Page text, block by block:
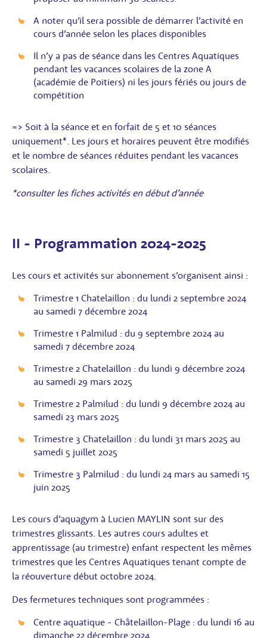
A noter qu’il sera possible de démarrer l’activité en
cours d’année selon les places disponibles
Il n’y a pas de séance dans les Centres Aquatiques
pendant les vacances scolaires de la zone A
(académie de Poitiers) ni les jours fériés ou jours de
compétition
=> Soit à la séance et en forfait de 5 et 10 séances
uniquement*. Les jours et horaires peuvent être modifiés
et le nombre de séances réduites pendant les vacances
scolaires.
*consulter les fiches activités en début d’année
II - Programmation 2024-2025
Les cours et activités sur abonnement s’organisent ainsi :
Trimestre 1 Chatelaillon : du lundi 2 septembre 2024
au samedi 7 décembre 2024
Trimestre 1 Palmilud : du 9 septembre 2024 au
samedi 7 décembre 2024
Trimestre 2 Chatelaillon : du lundi 9 décembre 2024
au samedi 29 mars 2025
Trimestre 2 Palmilud : du lundi 9 décembre 2024 au
samedi 23 mars 2025
Trimestre 3 Chatelaillon : du lundi 31 mars 2025 au
samedi 5 juillet 2025
Trimestre 3 Palmilud : du lundi 24 mars au samedi 15
juin 2025
Les cours d’aquagym à Lucien MAYLIN sont sur des
trimestres glissants. Les autres cours adultes et
apprentissage (au trimestre) enfant respectent les mêmes
trimestres que les Centres Aquatiques tenant compte de
la réouverture début octobre 2024.
Des fermetures techniques sont programmées :
Centre aquatique - Châtelaillon-Plage : du lundi 16 au
dimanche 22 décembre 2024